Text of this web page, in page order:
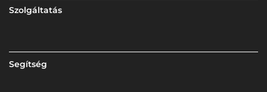
Szolgáltatás
Segítség